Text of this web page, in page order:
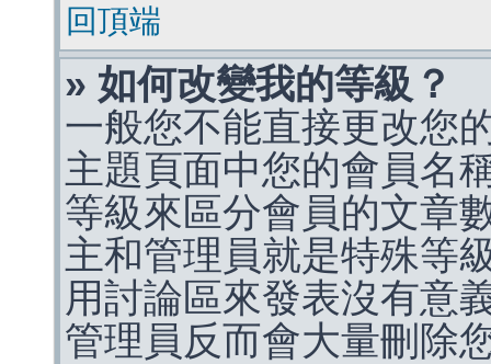
回頂端
» 如何改變我的等級？
一般您不能直接更改您
主題頁面中您的會員名
等級來區分會員的文章
主和管理員就是特殊等
用討論區來發表沒有意
管理員反而會大量刪除